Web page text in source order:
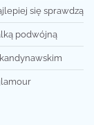
się sprawdzą
podwójną